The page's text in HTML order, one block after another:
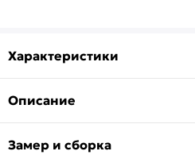
Характеристики
Описание
Замер и сборка